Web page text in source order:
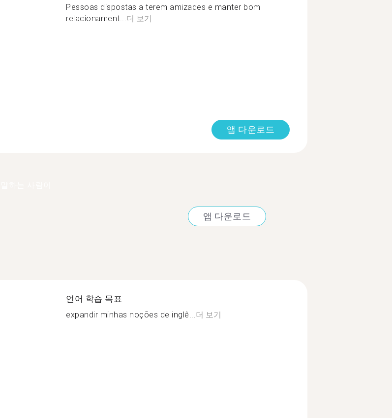
Pessoas dispostas a terem amizades e manter bom
relacionament...더 보기
앱 다운로드
앱 다운로드
언어 학습 목표
expandir minhas noções de inglê... 더 보기